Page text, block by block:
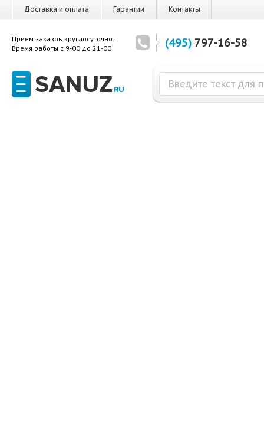
Доставка и оплата Гарантии Контакты
Прием заказов круглосуточно.
Время работы с 9-00 до 21-00
(495) 797-16-58